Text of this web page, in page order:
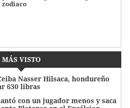
zodiaco
MÁS VISTO
Nasser Hilsaca, hondureño
630 libras
con un jugador menos y saca